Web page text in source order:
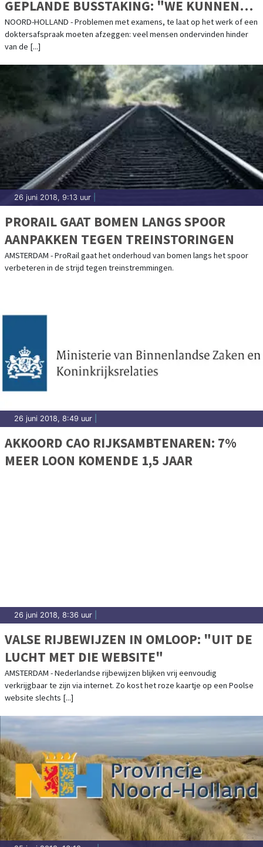
GEPLANDE BUSSTAKING: "WE KUNNEN
LETTERLIJK GEEN KANT OP"
NOORD-HOLLAND - Problemen met examens, te laat op het werk of een
doktersafspraak moeten afzeggen: veel mensen ondervinden hinder
van de [...]
26 juni 2018, 9:13 uur
PRORAIL GAAT BOMEN LANGS SPOOR
AANPAKKEN TEGEN TREINSTORINGEN
AMSTERDAM - ProRail gaat het onderhoud van bomen langs het spoor
verbeteren in de strijd tegen treinstremmingen.
26 juni 2018, 8:49 uur
AKKOORD CAO RIJKSAMBTENAREN: 7%
MEER LOON KOMENDE 1,5 JAAR
26 juni 2018, 8:36 uur
VALSE RIJBEWIJZEN IN OMLOOP: "UIT DE
LUCHT MET DIE WEBSITE"
AMSTERDAM - Nederlandse rijbewijzen blijken vrij eenvoudig
verkrijgbaar te zijn via internet. Zo kost het roze kaartje op een Poolse
website slechts [...]